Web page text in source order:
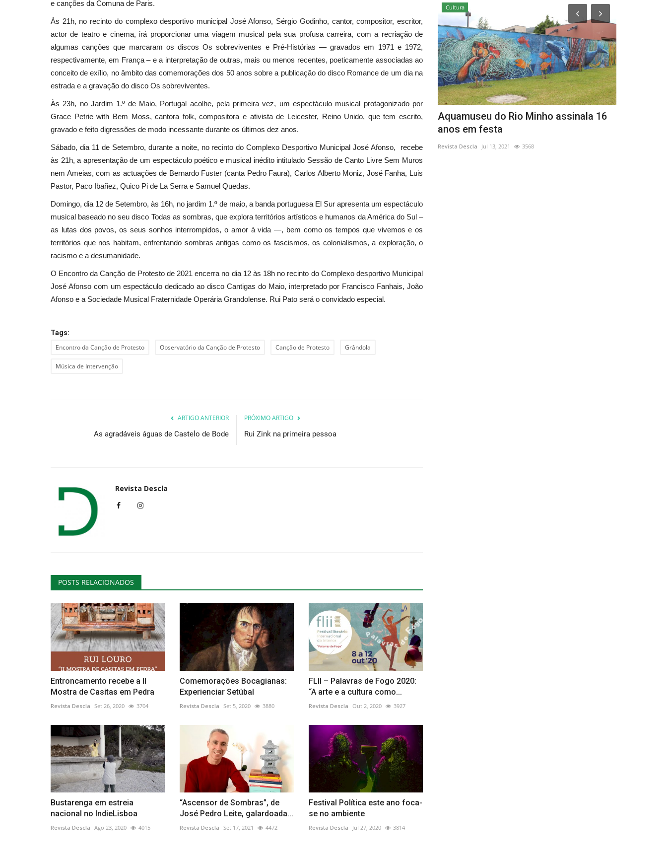
e canções da Comuna de Paris.
Às 21h, no recinto do complexo desportivo municipal José Afonso, Sérgio Godinho, cantor, compositor, escritor,
actor de teatro e cinema, irá proporcionar uma viagem musical pela sua profusa carreira, com a recriação de
algumas canções que marcaram os discos Os sobreviventes e Pré-Histórias — gravados em 1971 e 1972,
respectivamente, em França – e a interpretação de outras, mais ou menos recentes, poeticamente associadas ao
conceito de exílio, no âmbito das comemorações dos 50 anos sobre a publicação do disco Romance de um dia na
estrada e a gravação do disco Os sobreviventes.
Às 23h, no Jardim 1.º de Maio, Portugal acolhe, pela primeira vez, um espectáculo musical protagonizado por
Grace Petrie with Bem Moss, cantora folk, compositora e ativista de Leicester, Reino Unido, que tem escrito,
gravado e feito digressões de modo incessante durante os últimos dez anos.
Sábado, dia 11 de Setembro, durante a noite, no recinto do Complexo Desportivo Municipal José Afonso, recebe
às 21h, a apresentação de um espectáculo poético e musical inédito intitulado Sessão de Canto Livre Sem Muros
nem Ameias, com as actuações de Bernardo Fuster (canta Pedro Faura), Carlos Alberto Moniz, José Fanha, Luis
Pastor, Paco Ibañez, Quico Pi de La Serra e Samuel Quedas.
Domingo, dia 12 de Setembro, às 16h, no jardim 1.º de maio, a banda portuguesa El Sur apresenta um espectáculo
musical baseado no seu disco Todas as sombras, que explora territórios artísticos e humanos da América do Sul –
as lutas dos povos, os seus sonhos interrompidos, o amor à vida —, bem como os tempos que vivemos e os
territórios que nos habitam, enfrentando sombras antigas como os fascismos, os colonialismos, a exploração, o
racismo e a desumanidade.
O Encontro da Canção de Protesto de 2021 encerra no dia 12 às 18h no recinto do Complexo desportivo Municipal
José Afonso com um espectáculo dedicado ao disco Cantigas do Maio, interpretado por Francisco Fanhais, João
Afonso e a Sociedade Musical Fraternidade Operária Grandolense. Rui Pato será o convidado especial.
Tags:
Encontro da Canção de Protesto Observatório da Canção de Protesto Canção de Protesto Grândola
Música de Intervenção
ARTIGO ANTERIOR
As agradáveis águas de Castelo de Bode
PRÓXIMO ARTIGO
Rui Zink na primeira pessoa
Revista Descla
POSTS RELACIONADOS
Entroncamento recebe a II
Mostra de Casitas em Pedra
Revista Descla Set 26, 2020 3704
Comemorações Bocagianas:
Experienciar Setúbal
Revista Descla Set 5, 2020 3880
FLII – Palavras de Fogo 2020:
“A arte e a cultura como...
Revista Descla Out 2, 2020 3927
Bustarenga em estreia
nacional no IndieLisboa
Revista Descla Ago 23, 2020 4015
“Ascensor de Sombras”, de
José Pedro Leite, galardoada...
Revista Descla Set 17, 2021 4472
Festival Política este ano foca-
se no ambiente
Revista Descla Jul 27, 2020 3814
Cultura
Mercado oitocentista em Torres
Vedras no âmbito do festival...
Revista Descla Ago 27, 2021 3402
Festa do Teatro de Setúbal
Revista Descla
Cultura
Aquamuseu do Rio Minho assinala 16
anos em festa
Revista Descla Jul 13, 2021 3568